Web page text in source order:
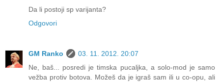
Da li postoji sp varijanta?
Odgovori
GM Ranko
03. 11. 2012. 20:07
Ne, baš... posredi je timska pucaljka, a solo-mod je samo
vežba protiv botova. Možeš da je igraš sam ili u co-opu, ali